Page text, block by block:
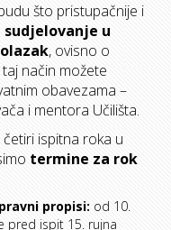
što pristupačnije i
sudjelovanje u
, ovisno o
način možete
obavezama –
i mentora Učilišta.
ispitna roka u
termine za rok
propisi: od 10.
pred ispit 15. rujna